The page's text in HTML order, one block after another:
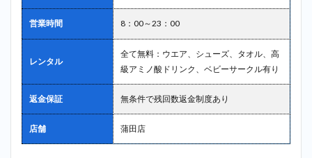
トライン
（OUTLINE）
4
め
営業時間 8：00～23：00
レンタル
全て無料：ウエア、シューズ、タオル、高
級アミノ酸ドリンク、ベビーサークル有り
返金保証 無条件で残回数返金制度あり
店舗 蒲田店